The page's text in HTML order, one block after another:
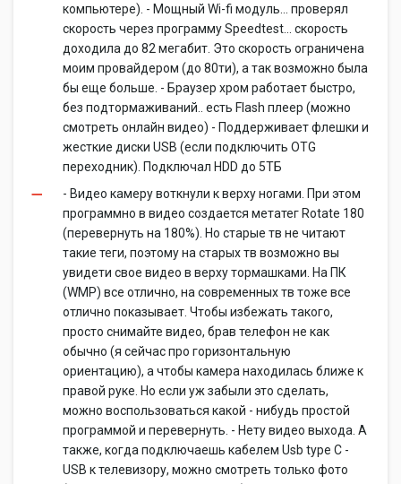
компьютере). - Мощный Wi-fi модуль... проверял
скорость через программу Speedtest... скорость
доходила до 82 мегабит. Это скорость ограничена
моим провайдером (до 80ти), а так возможно была
бы еще больше. - Браузер хром работает быстро,
без подтормаживаний.. есть Flash плеер (можно
смотреть онлайн видео) - Поддерживает флешки и
жесткие диски USB (если подключить OTG
переходник). Подключал HDD до 5ТБ
- Видео камеру воткнули к верху ногами. При этом
программно в видео создается метатег Rotate 180
(перевернуть на 180%). Но старые тв не читают
такие теги, поэтому на старых тв возможно вы
увидети свое видео в верху тормашками. На ПК
(WMP) все отлично, на современных тв тоже все
отлично показывает. Чтобы избежать такого,
просто снимайте видео, брав телефон не как
обычно (я сейчас про горизонтальную
ориентацию), а чтобы камера находилась ближе к
правой руке. Но если уж забыли это сделать,
можно воспользоваться какой - нибудь простой
программой и перевернуть. - Нету видео выхода. А
также, когда подключаешь кабелем Usb type C -
USB к телевизору, можно смотреть только фото